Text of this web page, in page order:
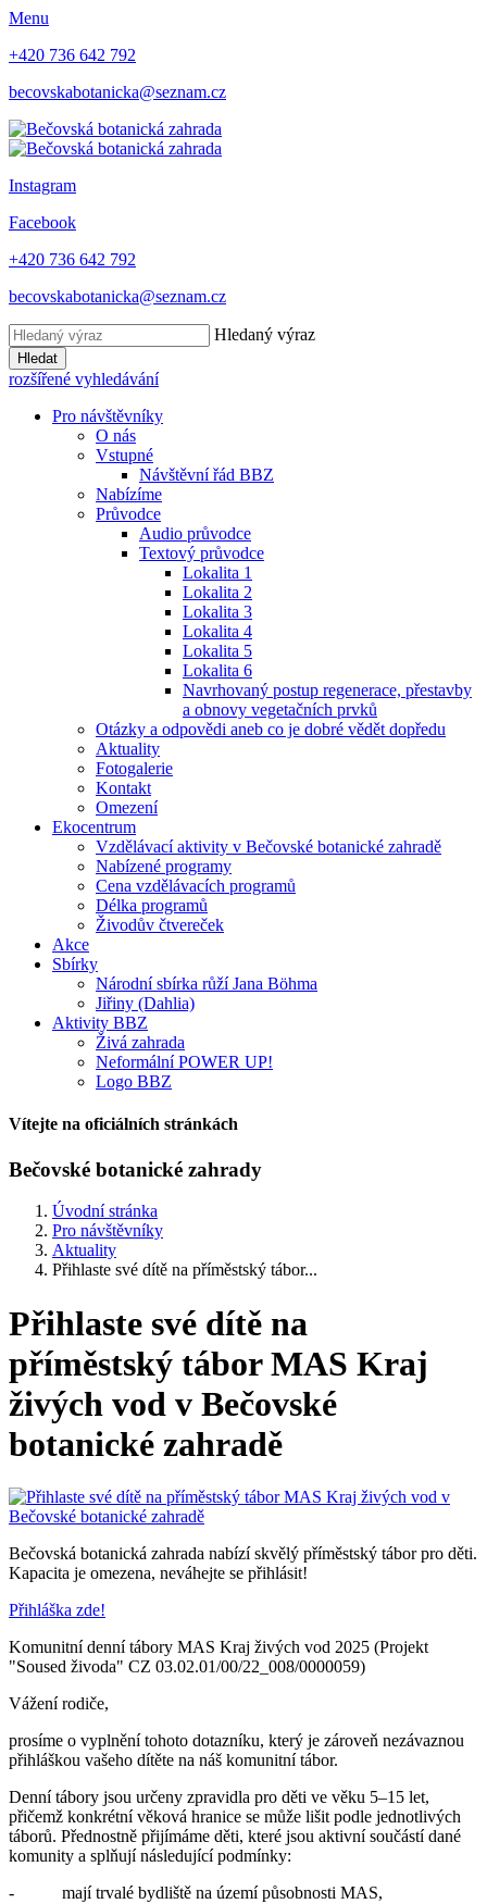
Menu
+420 736 642 792
becovskabotanicka@seznam.cz
Instagram
Facebook
+420 736 642 792
becovskabotanicka@seznam.cz
Hledaný výraz
Hledat
rozšířené vyhledávání
Pro návštěvníky
O nás
Vstupné
Návštěvní řád BBZ
Nabízíme
Průvodce
Audio průvodce
Textový průvodce
Lokalita 1
Lokalita 2
Lokalita 3
Lokalita 4
Lokalita 5
Lokalita 6
Navrhovaný postup regenerace, přestavby
a obnovy vegetačních prvků
Otázky a odpovědi aneb co je dobré vědět dopředu
Aktuality
Fotogalerie
Kontakt
Omezení
Ekocentrum
Vzdělávací aktivity v Bečovské botanické zahradě
Nabízené programy
Cena vzdělávacích programů
Délka programů
Živodův čtvereček
Akce
Sbírky
Národní sbírka růží Jana Böhma
Jiřiny (Dahlia)
Aktivity BBZ
Živá zahrada
Neformální POWER UP!
Logo BBZ
Vítejte na oficiálních stránkách
Bečovské botanické zahrady
Úvodní stránka
Pro návštěvníky
Aktuality
Přihlaste své dítě na příměstský tábor...
Přihlaste své dítě na
příměstský tábor MAS Kraj
živých vod v Bečovské
botanické zahradě
Bečovská botanická zahrada nabízí skvělý příměstský tábor pro děti.
Kapacita je omezena, neváhejte se přihlásit!
Přihláška zde!
Komunitní denní tábory MAS Kraj živých vod 2025 (Projekt
"Soused živoda" CZ 03.02.01/00/22_008/0000059)
Vážení rodiče,
prosíme o vyplnění tohoto dotazníku, který je zároveň nezávaznou
přihláškou vašeho dítěte na náš komunitní tábor.
Denní tábory jsou určeny zpravidla pro děti ve věku 5–15 let,
přičemž konkrétní věková hranice se může lišit podle jednotlivých
táborů. Přednostně přijímáme děti, které jsou aktivní součástí dané
komunity a splňují následující podmínky:
- mají trvalé bydliště na území působnosti MAS,